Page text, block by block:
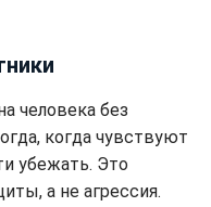
человека без
когда чувствуют
убежать. Это
а не агрессия.